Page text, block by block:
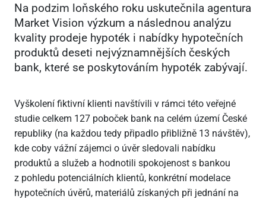
Na podzim loňského roku uskutečnila agentura
Market Vision výzkum a následnou analýzu
kvality prodeje hypoték i nabídky hypotečních
produktů deseti nejvýznamnějších českých
bank, které se poskytováním hypoték zabývají.
Vyškolení fiktivní klienti navštívili v rámci této veřejné
studie celkem 127 poboček bank na celém území České
republiky (na každou tedy připadlo přibližně 13 návštěv),
kde coby vážní zájemci o úvěr sledovali nabídku
produktů a služeb a hodnotili spokojenost s bankou
z pohledu potenciálních klientů, konkrétní modelace
hypotečních úvěrů, materiálů získaných při jednání na